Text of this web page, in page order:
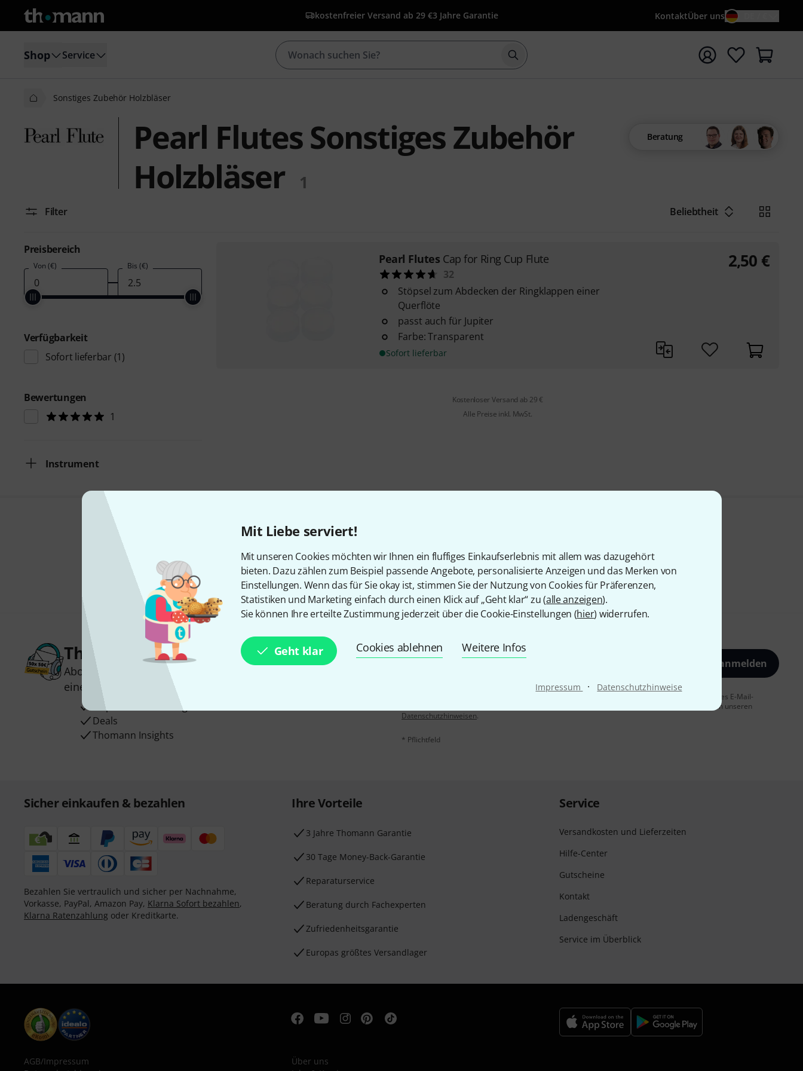
Mit Liebe serviert!
Mit unseren Cookies möchten wir Ihnen ein fluffiges Einkaufserlebnis mit allem was dazugehört
bieten. Dazu zählen zum Beispiel passende Angebote, personalisierte Anzeigen und das Merken von
Einstellungen. Wenn das für Sie okay ist, stimmen Sie der Nutzung von Cookies für Präferenzen,
Statistiken und Marketing einfach durch einen Klick auf „Geht klar“ zu (alle anzeigen).
Sie können Ihre erteilte Zustimmung jederzeit über die Cookie-Einstellungen (hier) widerrufen.
Geht klar Cookies ablehnen Weitere Infos
Impressum · Datenschutzhinweise
kostenfreier Versand ab 29 €3 Jahre Garantie KontaktÜber uns
Shop Service Suche mit Suchwort {searchTerm} starten
Sonstiges Zubehör Holzbläser
Pearl Flutes Sonstiges Zubehör
Holzbläser
1
Beratung
Filter Beliebtheit
Preisbereich
Von (€) Bis (€)
Verfügbarkeit
Sofort lieferbar (1)
Bewertungen
1
Instrument
Pearl Flutes Cap for Ring Cup Flute
32
Stöpsel zum Abdecken der Ringklappen einer
Querflöte
passt auch für Jupiter
Farbe: Transparent
Sofort lieferbar
2,50 €
Kostenloser Versand ab 29 €
Alle Preise inkl. MwSt.
Gefällt Ihnen, was Sie sehen?
Teilen Hilfe & Feedback
Thomann Newsletter
Abonniere den Thomann Newsletter und gewinne mit etwas Glück
einen von
50 Gutscheinen
Inspirierende Beiträge
Deals
Thomann Insights
Jetzt anmelden
Mit Klick auf „Jetzt anmelden“ stimmen Sie dem Erhalt von E-Mail-Werbung und einer Messung des E-Mail-
Nutzungsverhaltens zu. Die Abmeldung ist jederzeit möglich. Weitere Informationen finden Sie in unseren
Datenschutzhinweisen.
* Pflichtfeld
Sicher einkaufen & bezahlen
Bezahlen Sie vertraulich und sicher per Nachnahme,
Vorkasse, PayPal, Amazon Pay, Klarna Sofort bezahlen,
Klarna Ratenzahlung oder Kreditkarte.
Ihre Vorteile
3 Jahre Thomann Garantie
30 Tage Money-Back-Garantie
Reparaturservice
Beratung durch Fachexperten
Zufriedenheitsgarantie
Europas größtes Versandlager
Service
Versandkosten und Lieferzeiten
Hilfe-Center
Gutscheine
Kontakt
Ladengeschäft
Service im Überblick
AGB/Impressum
Über uns